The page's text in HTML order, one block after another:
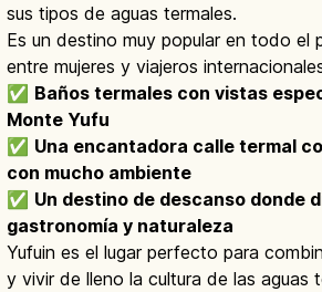
sus tipos de aguas termales.
Es un destino muy popular en todo el
entre mujeres y viajeros
✅ Baños termales con vistas
Monte Yufu
✅ Una encantadora calle termal
con mucho ambiente
✅ Un destino de descanso donde
gastronomía y naturaleza
Yufuin es el lugar perfecto para
y vivir de lleno la cultura de las aguas